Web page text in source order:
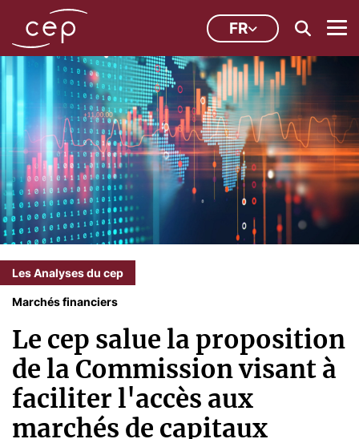
FR
Les Analyses du cep
Marchés financiers
Le cep salue la proposition
de la Commission visant à
faciliter l'accès aux
marchés de capitaux